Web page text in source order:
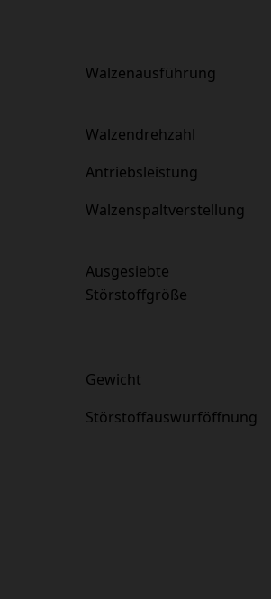
Walzenausführung
Walzendrehzahl
Antriebsleistung
Walzenspaltverstellung
Ausgesiebte
Störstoffgröße
Gewicht
Störstoffauswurföffnung